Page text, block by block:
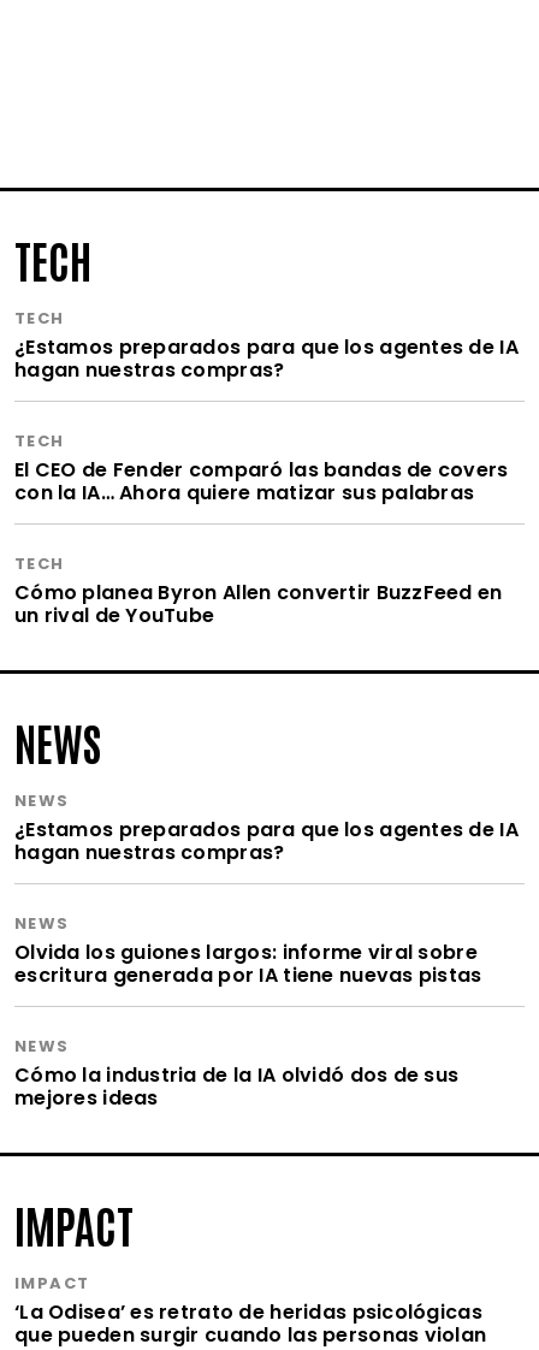
TECH
TECH
¿Estamos preparados para que los agentes de IA
hagan nuestras compras?
TECH
El CEO de Fender comparó las bandas de covers
con la IA… Ahora quiere matizar sus palabras
TECH
Cómo planea Byron Allen convertir BuzzFeed en
un rival de YouTube
NEWS
NEWS
¿Estamos preparados para que los agentes de IA
hagan nuestras compras?
NEWS
Olvida los guiones largos: informe viral sobre
escritura generada por IA tiene nuevas pistas
NEWS
Cómo la industria de la IA olvidó dos de sus
mejores ideas
IMPACT
IMPACT
‘La Odisea’ es retrato de heridas psicológicas
que pueden surgir cuando las personas violan